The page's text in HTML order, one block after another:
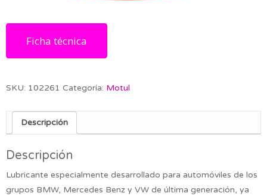
Ficha técnica
SKU: 102261 Categoría: Motul
Descripción
Descripción
Lubricante especialmente desarrollado para automóviles de los
grupos BMW, Mercedes Benz y VW de última generación, ya